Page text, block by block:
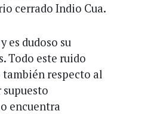
cerrado Indio Cua.
es dudoso su
Todo este ruido
respecto al
encuentra